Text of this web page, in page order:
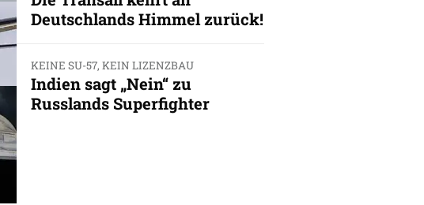
Deutschlands Himmel zurück!
KEINE SU-57, KEIN LIZENZBAU
Indien sagt „Nein“ zu
Russlands Superfighter